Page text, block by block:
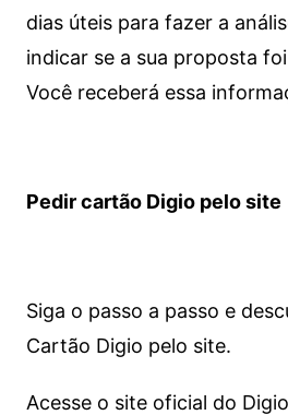
dias úteis para fazer a
indicar se a sua proposta
Você receberá essa
Pedir cartão Digio pelo site
Siga o passo a passo e
Cartão Digio pelo site.
Acesse o site oficial do